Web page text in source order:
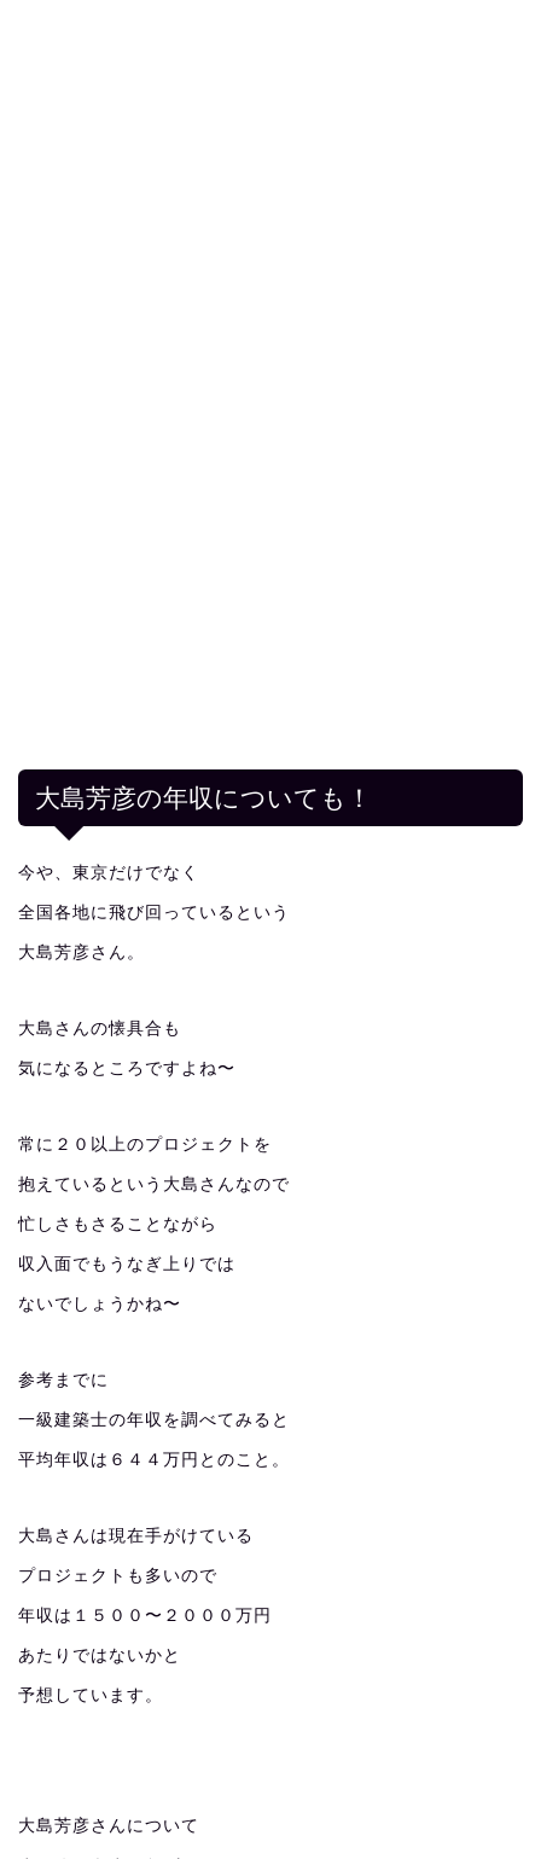
大島芳彦の年収についても！
今や、東京だけでなく
全国各地に飛び回っているという
大島芳彦さん。
大島さんの懐具合も
気になるところですよね〜
常に２０以上のプロジェクトを
抱えているという大島さんなので
忙しさもさることながら
収入面でもうなぎ上りでは
ないでしょうかね〜
参考までに
一級建築士の年収を調べてみると
平均年収は６４４万円とのこと。
大島さんは現在手がけている
プロジェクトも多いので
年収は１５００〜２０００万円
あたりではないかと
予想しています。
大島芳彦さんについて